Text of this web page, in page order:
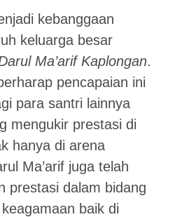
kebanggaan
keluarga besar
Ma’arif Kaplongan.
pencapaian ini
para santri lainnya
mengukir prestasi di
hanya di arena
Ma’arif juga telah
prestasi dalam bidang
baik di